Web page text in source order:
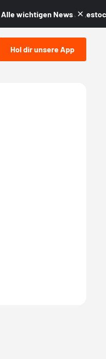
Alle wichtigen News &
Hol dir unsere App